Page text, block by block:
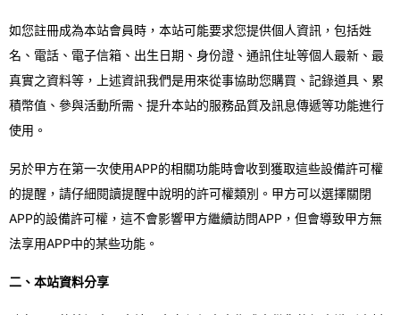
如您註冊成為本站會員時，本站可能要求您提供個人資訊，包括姓
名、電話、電子信箱、出生日期、身份證、通訊住址等個人最新、最
真實之資料等，上述資訊我們是用來從事協助您購買、記錄道具、累
積幣值、參與活動所需、提升本站的服務品質及訊息傳遞等功能進行
使用。
另於甲方在第一次使用APP的相關功能時會收到獲取這些設備許可權
的提醒，請仔細閱讀提醒中說明的許可權類別。甲方可以選擇關閉
APP的設備許可權，這不會影響甲方繼續訪問APP，但會導致甲方無
法享用APP中的某些功能。
二、本站資料分享